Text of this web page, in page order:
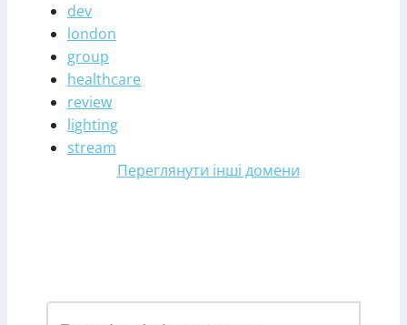
dev
london
group
healthcare
review
lighting
stream
Переглянути інші домени